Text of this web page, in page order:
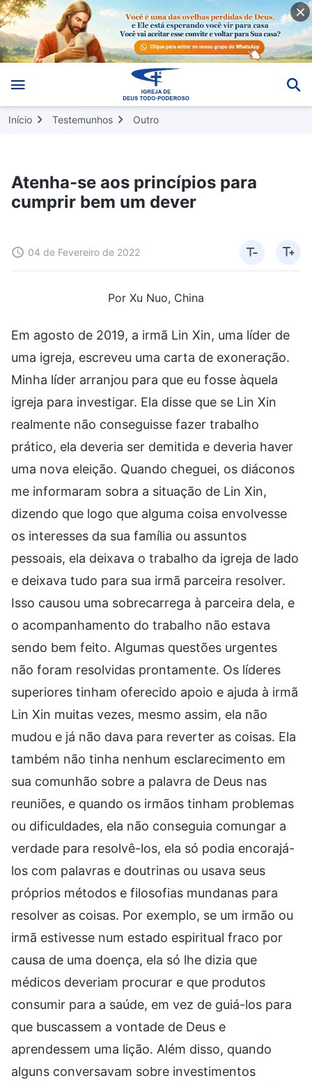
Início Testemunhos Outro
Atenha-se aos princípios para
cumprir bem um dever
04 de Fevereiro de 2022
Por Xu Nuo, China
Em agosto de 2019, a irmã Lin Xin, uma líder de
uma igreja, escreveu uma carta de exoneração.
Minha líder arranjou para que eu fosse àquela
igreja para investigar. Ela disse que se Lin Xin
realmente não conseguisse fazer trabalho
prático, ela deveria ser demitida e deveria haver
uma nova eleição. Quando cheguei, os diáconos
me informaram sobra a situação de Lin Xin,
dizendo que logo que alguma coisa envolvesse
os interesses da sua família ou assuntos
pessoais, ela deixava o trabalho da igreja de lado
e deixava tudo para sua irmã parceira resolver.
Isso causou uma sobrecarrega à parceira dela, e
o acompanhamento do trabalho não estava
sendo bem feito. Algumas questões urgentes
não foram resolvidas prontamente. Os líderes
superiores tinham oferecido apoio e ajuda à irmã
Lin Xin muitas vezes, mesmo assim, ela não
mudou e já não dava para reverter as coisas. Ela
também não tinha nenhum esclarecimento em
sua comunhão sobre a palavra de Deus nas
reuniões, e quando os irmãos tinham problemas
ou dificuldades, ela não conseguia comungar a
verdade para resolvê-los, ela só podia encorajá-
los com palavras e doutrinas ou usava seus
próprios métodos e filosofias mundanas para
resolver as coisas. Por exemplo, se um irmão ou
irmã estivesse num estado espiritual fraco por
causa de uma doença, ela só lhe dizia que
médicos deveriam procurar e que produtos
consumir para a saúde, em vez de guiá-los para
que buscassem a vontade de Deus e
aprendessem uma lição. Além disso, quando
alguns conversavam sobre investimentos